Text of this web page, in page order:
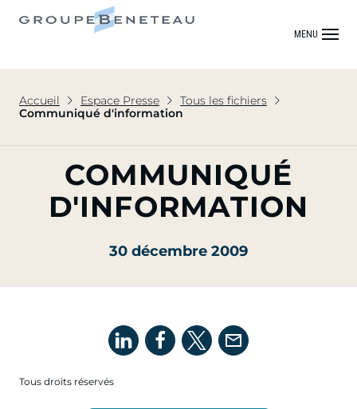
MENU
Accueil Espace Presse
Tous les fichiers
Communiqué d'information
COMMUNIQUÉ
D'INFORMATION
30 décembre 2009
Tous droits réservés